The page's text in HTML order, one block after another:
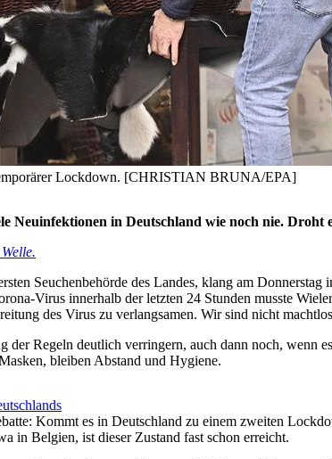
Lockdown. [CHRISTIAN BRUNA/EPA]
Neuinfektionen in Deutschland wie noch nie.
Seuchenbehörde des Landes, klang am
Virus innerhalb der letzten 24 Stunden musste
des Virus zu verlangsamen. Wir sind nicht
Regeln deutlich verringern, auch dann noch, wenn
bleiben Abstand und Hygiene.
Kommt es in Deutschland zu einem zweiten
in Belgien, ist dieser Zustand fast schon erreicht.